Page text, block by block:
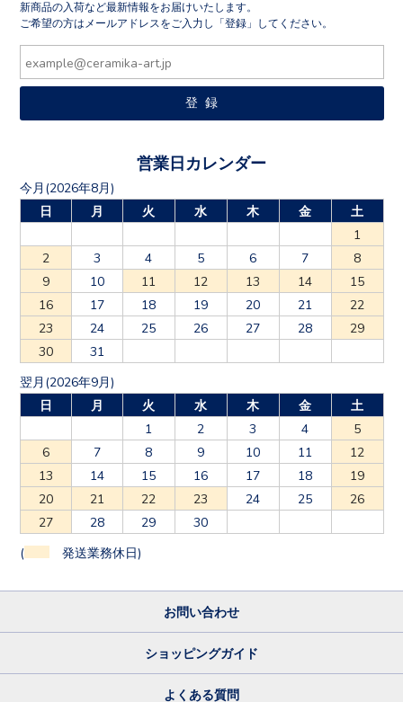
新商品の入荷など最新情報をお届けいたします。
ご希望の方はメールアドレスをご入力し「登録」してください。
営業日カレンダー
今月(2026年8月)
日
月 火 水 木 金
土
1
2
3 4 5 6 7
8
9
10 11 12 13 14
15
16
17 18 19 20 21
22
23
24 25 26 27 28
29
30
31
翌月(2026年9月)
日
月 火 水 木 金
土
1
2 3 4
5
6
7 8 9 10 11
12
13
14 15 16 17 18
19
20
21 22 23 24 25
26
27
28 29 30
( 発送業務休日)
お問い合わせ
ショッピングガイド
よくある質問